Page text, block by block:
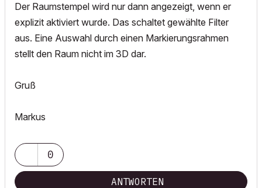
Der Raumstempel wird nur dann angezeigt, wenn er
explizit aktiviert wurde. Das schaltet gewählte Filter
aus. Eine Auswahl durch einen Markierungsrahmen
stellt den Raum nicht im 3D dar.
Gruß
Markus
0
ANTWORTEN